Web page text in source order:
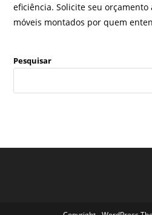
eficiência. Solicite seu orçamento
móveis montados por quem
Pesquisar